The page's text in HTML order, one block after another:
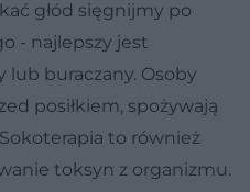
głód sięgnijmy po
- najlepszy jest
buraczany. Osoby
posiłkiem, spożywają
to również
toksyn z organizmu.